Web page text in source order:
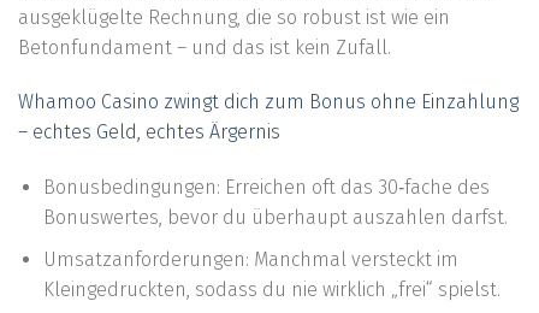
ausgeklügelte Rechnung, die so robust ist wie ein
Betonfundament – und das ist kein Zufall.
Whamoo Casino zwingt dich zum Bonus ohne Einzahlung
– echtes Geld, echtes Ärgernis
Bonusbedingungen: Erreichen oft das 30‑fache des
Bonuswertes, bevor du überhaupt auszahlen darfst.
Umsatzanforderungen: Manchmal versteckt im
Kleingedruckten, sodass du nie wirklich „frei“ spielst.